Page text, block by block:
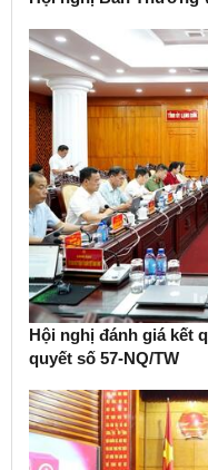
Hội nghị đánh giá kết
quyết số 57-NQ/TW